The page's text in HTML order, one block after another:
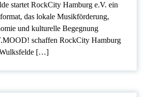
startet RockCity Hamburg e.V. ein
das lokale Musikförderung,
und kulturelle Begegnung
schaffen RockCity Hamburg
[…]